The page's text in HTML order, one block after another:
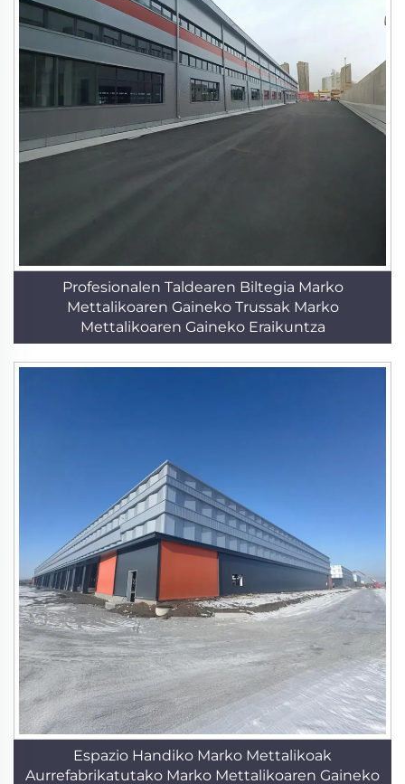
Profesionalen Taldearen Biltegia Marko
Mettalikoaren Gaineko Trussak Marko
Mettalikoaren Gaineko Eraikuntza
Espazio Handiko Marko Mettalikoak
Aurrefabrikatutako Marko Mettalikoaren Gaineko